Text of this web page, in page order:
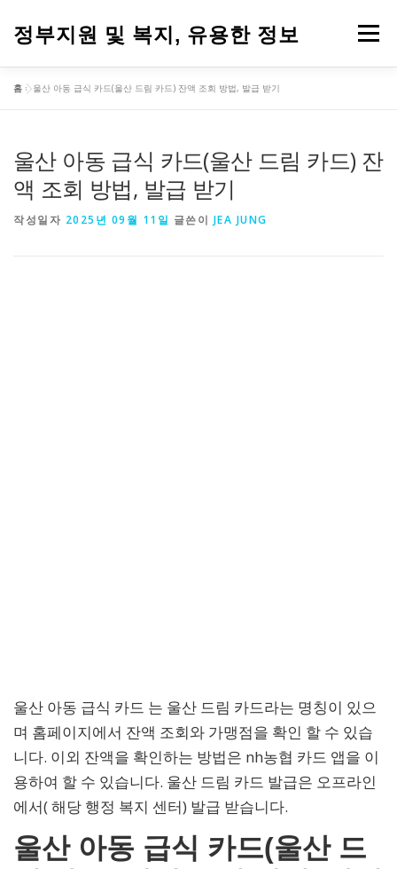
정부지원 및 복지, 유용한 정보 메뉴
홈 »울산 아동 급식 카드(울산 드림 카드) 잔액 조회 방법, 발급 받기
울산 아동 급식 카드(울산 드림 카드) 잔
액 조회 방법, 발급 받기
작성일자 2025년 09월 11일 글쓴이 JEA JUNG
울산 아동 급식 카드 는 울산 드림 카드라는 명칭이 있으
며 홈페이지에서 잔액 조회와 가맹점을 확인 할 수 있습
니다. 이외 잔액을 확인하는 방법은 nh농협 카드 앱을 이
용하여 할 수 있습니다. 울산 드림 카드 발급은 오프라인
에서( 해당 행정 복지 센터) 발급 받습니다.
울산 아동 급식 카드(울산 드